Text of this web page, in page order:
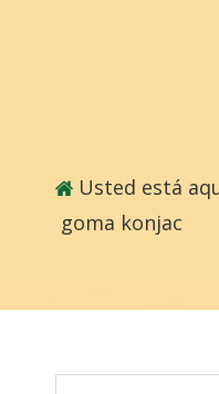
Usted está
goma konjac